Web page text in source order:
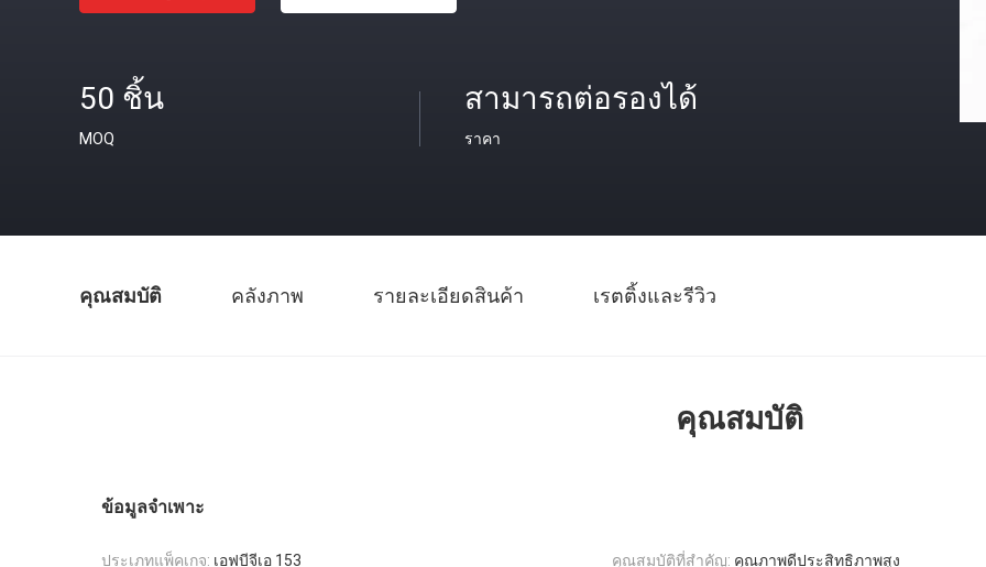
50 ชิ้น
MOQ
สามารถต่อรองได้
ราคา
คุณสมบัติ คลังภาพ รายละเอียดสินค้า เรตติ้งและรีวิว
คุณสมบัติ
ข้อมูลจำเพาะ
ประเภทแพ็คเกจ: เอฟบีจีเอ 153 คุณสมบัติที่สำคัญ: คุณภาพดีประสิทธิภาพสูง